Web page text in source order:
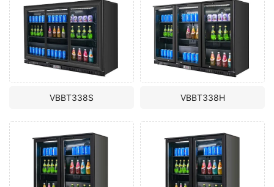
VBBT338S VBBT338H